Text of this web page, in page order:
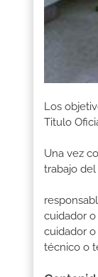
Los
Titulo
Una vez
trabajo
cuidador
cuidador o
técnico o